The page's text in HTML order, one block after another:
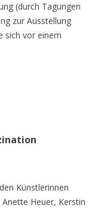
(durch Tagungen
zur Ausstellung
sich vor einem
Künstlerinnen
Heuer, Kerstin